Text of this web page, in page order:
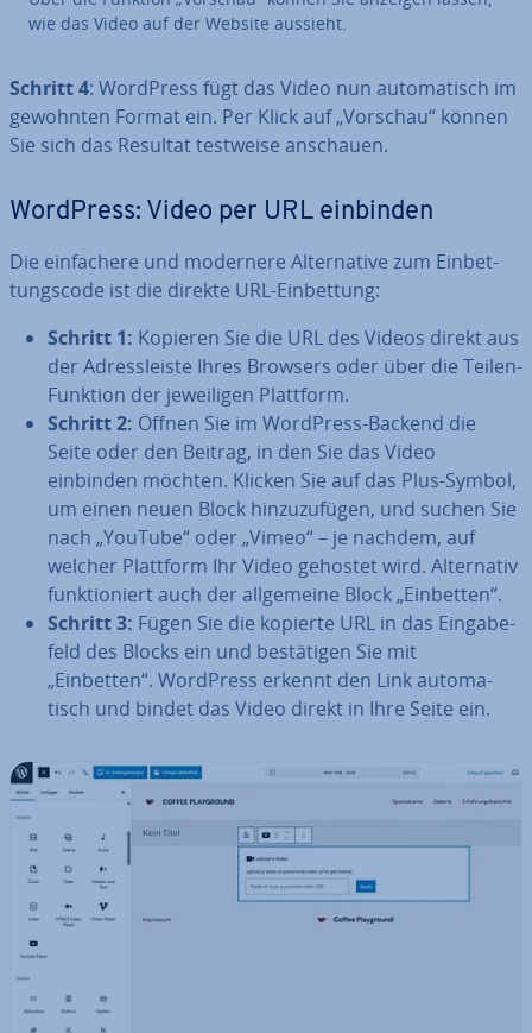
wie das Video auf der Website aussieht.
Schritt 4: WordPress fügt das Video nun au­to­ma­tisch im
gewohnten Format ein. Per Klick auf „Vorschau“ können
Sie sich das Resultat testweise anschauen.
WordPress: Video per URL einbinden
Die ein­fa­che­re und modernere Al­ter­na­ti­ve zum Ein­bet­
tungs­code ist die direkte URL-Ein­bet­tung:
Schritt 1: Kopieren Sie die URL des Videos direkt aus
der Adress­leis­te Ihres Browsers oder über die Teilen-
Funktion der je­wei­li­gen Plattform.
Schritt 2: Öffnen Sie im WordPress-Backend die
Seite oder den Beitrag, in den Sie das Video
einbinden möchten. Klicken Sie auf das Plus-Symbol,
um einen neuen Block hin­zu­zu­fü­gen, und suchen Sie
nach „YouTube“ oder „Vimeo“ – je nachdem, auf
welcher Plattform Ihr Video gehostet wird. Al­ter­na­tiv
funk­tio­niert auch der all­ge­mei­ne Block „Einbetten“.
Schritt 3: Fügen Sie die kopierte URL in das Ein­ga­be­
feld des Blocks ein und be­stä­ti­gen Sie mit
„Einbetten“. WordPress erkennt den Link au­to­ma­
tisch und bindet das Video direkt in Ihre Seite ein.